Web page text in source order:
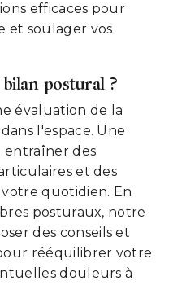
efficaces pour
et soulager vos
postural ?
évaluation de la
l'espace. Une
entraîner des
et des
quotidien. En
posturaux, notre
des conseils et
rééquilibrer votre
douleurs à